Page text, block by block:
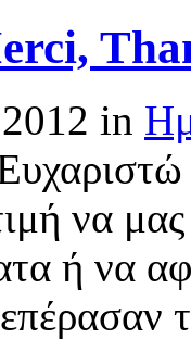
in
να
ή να